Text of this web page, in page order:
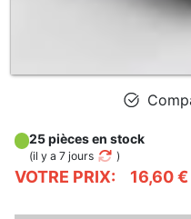
VOTRE PRIX: 16,60 €
25 pièces en stock
(il y a 7 jours )